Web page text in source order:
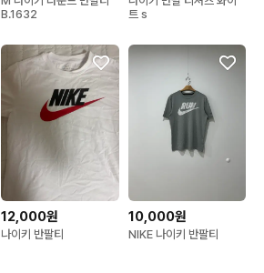
B.1632
트 s
12,000원
나이키 반팔티
10,000원
NIKE 나이키 반팔티